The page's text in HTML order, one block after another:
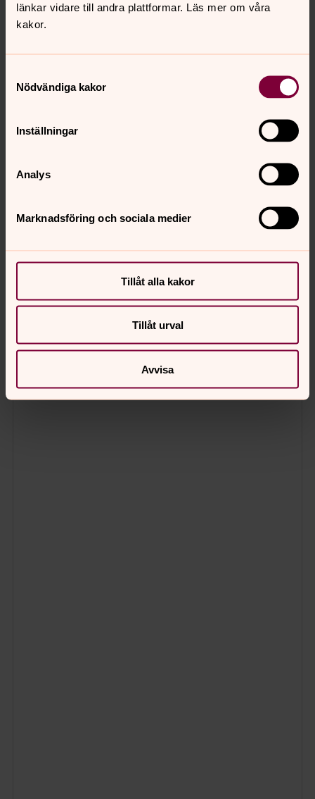
länkar vidare till andra plattformar. Läs mer om våra
kakor.
Nödvändiga kakor
Inställningar
Analys
Marknadsföring och sociala medier
Tillåt alla kakor
Tillåt urval
Avvisa